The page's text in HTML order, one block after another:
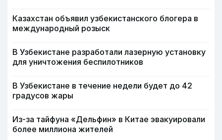
Казахстан объявил узбекистанского блогера в
международный розыск
В Узбекистане разработали лазерную установку
для уничтожения беспилотников
В Узбекистане в течение недели будет до 42
градусов жары
Из-за тайфуна «Дельфин» в Китае эвакуировали
более миллиона жителей